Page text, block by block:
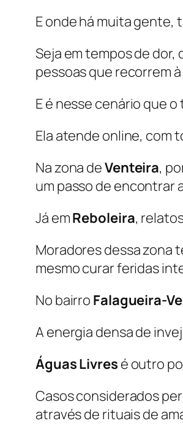
E onde há muita gente,
Seja em tempos de
pessoas que recorrem
E é nesse cenário que
Ela atende online, com
Na zona deVenteira,
um passo de encontrar
Já emReboleira,
Moradores dessa zona
mesmo curar feridas
No bairro Falagueira-
A energia densa de
Águas Livres é outro
Casos considerados
através de rituais de